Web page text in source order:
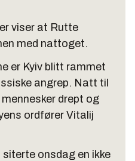
viser at Rutte
med nattoget.
er Kyiv blitt rammet
angrep. Natt til
drept og
ordfører Vitalij
onsdag en ikke